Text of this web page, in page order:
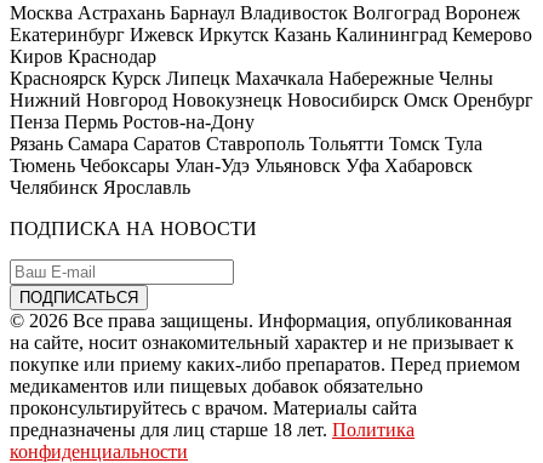
Москва Астрахань Барнаул Владивосток Волгоград Воронеж
Екатеринбург Ижевск Иркутск Казань Калининград Кемерово
Киров Краснодар
Красноярск Курск Липецк Махачкала Набережные Челны
Нижний Новгород Новокузнецк Новосибирск Омск Оренбург
Пенза Пермь Ростов-на-Дону
Рязань Самара Саратов Ставрополь Тольятти Томск Тула
Тюмень Чебоксары Улан-Удэ Ульяновск Уфа Хабаровск
Челябинск Ярославль
ПОДПИСКА НА НОВОСТИ
© 2026 Все права защищены. Информация, опубликованная
на сайте, носит ознакомительный характер и не призывает к
покупке или приему каких-либо препаратов. Перед приемом
медикаментов или пищевых добавок обязательно
проконсультируйтесь с врачом. Материалы сайта
предназначены для лиц старше 18 лет. Политика
конфиденциальности